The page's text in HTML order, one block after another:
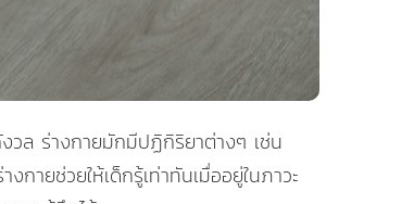
วล ร่างกายมักมีปฏิกิริยาต่างๆ เช่น
ายช่วยให้เด็กรู้เท่าทันเมื่ออยู่ในภาวะ